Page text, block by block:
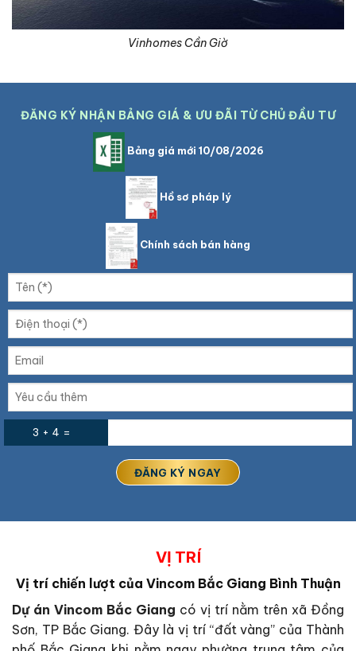
Vinhomes Cần Giờ
ĐĂNG KÝ NHẬN BẢNG GIÁ & ƯU ĐÃI TỪ CHỦ ĐẦU TƯ
Bảng giá mới 10/08/2026
Hồ sơ pháp lý
Chính sách bán hàng
3 + 4 =
VỊ TRÍ
Vị trí chiến lượt của Vincom Bắc Giang Bình Thuận
Dự án Vincom Bắc Giang có vị trí nằm trên xã Đồng
Sơn, TP Bắc Giang. Đây là vị trí “đất vàng” của Thành